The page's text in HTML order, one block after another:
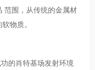
范围，从传统的金属材
物质。
的肖特基场发射环境